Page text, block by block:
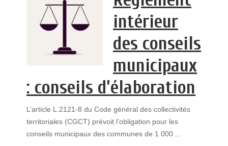
intérieur
des conseils
municipaux
: conseils d’élaboration
L’article L.2121-8 du Code général des collectivités
territoriales (CGCT) prévoit l’obligation pour les
conseils municipaux des communes de 1 000 ...